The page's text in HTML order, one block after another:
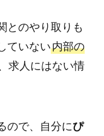
とのやり取りも
ていない内部の
求人にはない情
ので、自分にぴ